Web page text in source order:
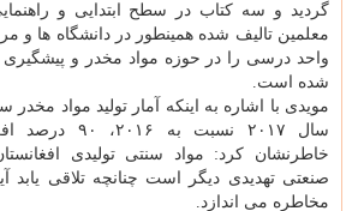
گردید و سه كتاب در سطح ابتدایی و
معلمین تالیف شده همینطور در دانشگاه ها و
واحد درسی را در حوزه مواد مخدر و پیشگیری
شده است.
مویدی با اشاره به اینكه آمار تولید مواد مخدر
سال ۲۰۱۷ نسبت
خاطرنشان كرد: مواد سنتی تولیدی
صنعتی تهدیدی دیگر است چنانچه تلاقی یابد
مخاطره می اندازد.